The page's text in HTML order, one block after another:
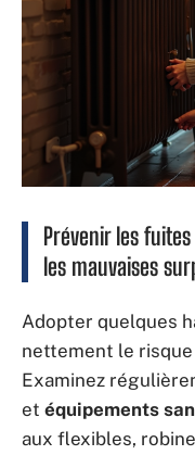
Prévenir les
les mauvaises
Adopter quelques
nettement le risque
Examinez
et équipements
aux flexibles,